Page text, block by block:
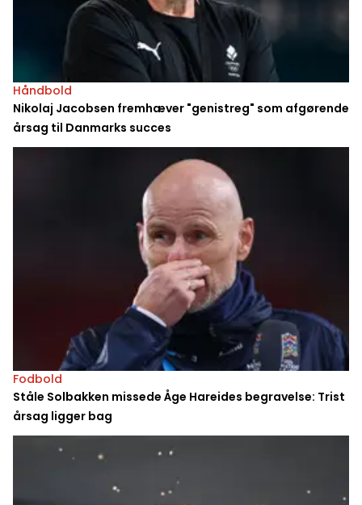
Håndbold
Nikolaj Jacobsen fremhæver "genistreg" som afgørende
årsag til Danmarks succes
Fodbold
Ståle Solbakken missede Åge Hareides begravelse: Trist
årsag ligger bag